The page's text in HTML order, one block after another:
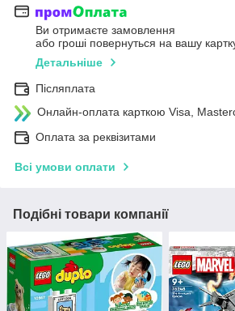
Ви отримаєте замовлення
або гроші повернуться на вашу
Детальніше
Післяплата
Онлайн-оплата карткою Visa,
Оплата за реквізитами
Всі умови оплати
Подібні товари компанії